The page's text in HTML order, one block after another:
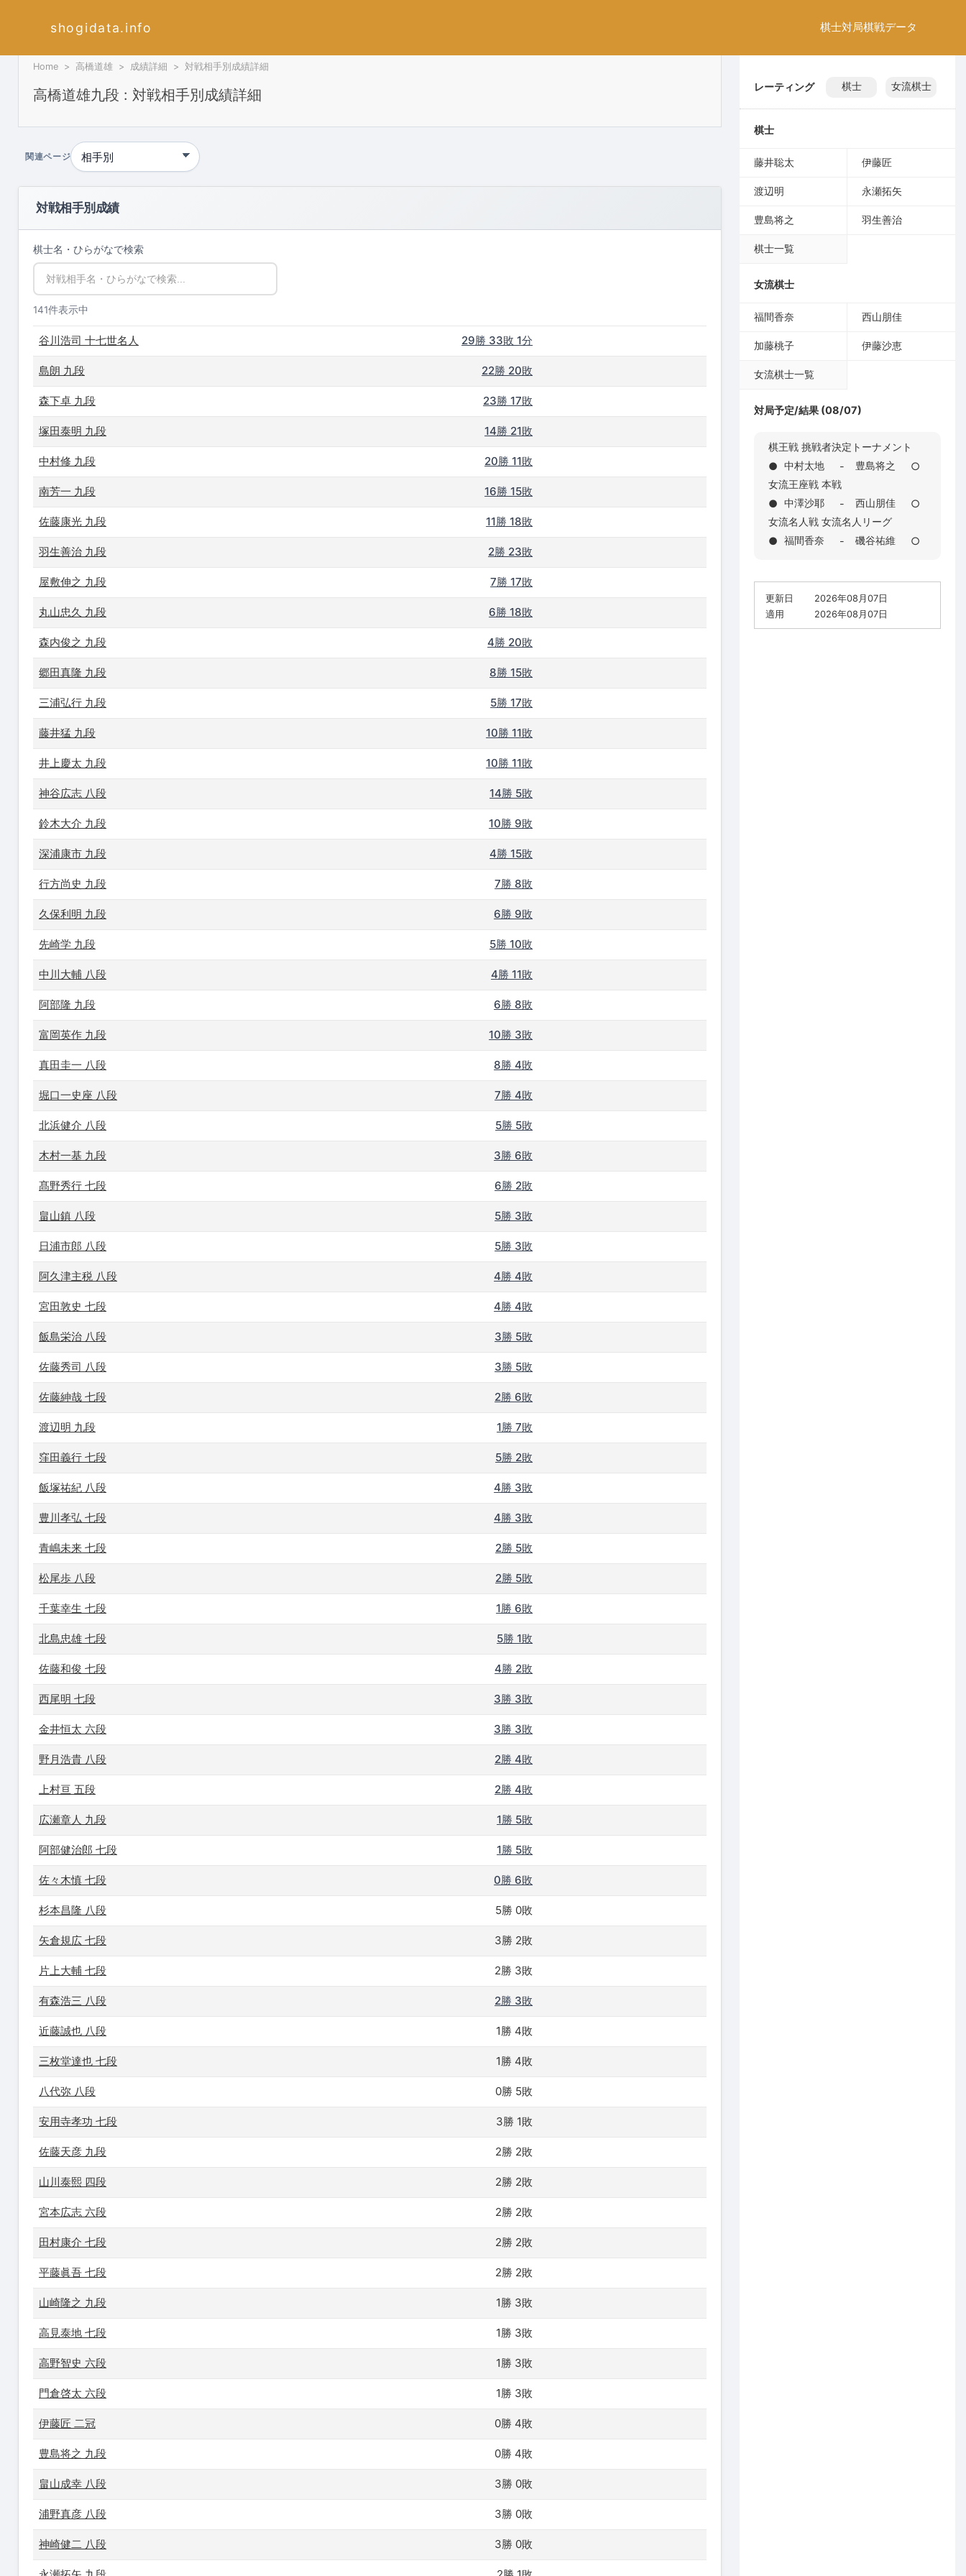
shogidata.info 棋士対局棋戦データ
Home 高橋道雄 成績詳細 対戦相手別成績詳細
高橋道雄九段 : 対戦相手別成績詳細
関連ページ
対戦相手別成績
棋士名・ひらがなで検索
141件表示中
谷川浩司 十七世名人 29勝 33敗 1分
島朗 九段 22勝 20敗
森下卓 九段 23勝 17敗
塚田泰明 九段 14勝 21敗
中村修 九段 20勝 11敗
南芳一 九段 16勝 15敗
佐藤康光 九段 11勝 18敗
羽生善治 九段 2勝 23敗
屋敷伸之 九段 7勝 17敗
丸山忠久 九段 6勝 18敗
森内俊之 九段 4勝 20敗
郷田真隆 九段 8勝 15敗
三浦弘行 九段 5勝 17敗
藤井猛 九段 10勝 11敗
井上慶太 九段 10勝 11敗
神谷広志 八段 14勝 5敗
鈴木大介 九段 10勝 9敗
深浦康市 九段 4勝 15敗
行方尚史 九段 7勝 8敗
久保利明 九段 6勝 9敗
先崎学 九段 5勝 10敗
中川大輔 八段 4勝 11敗
阿部隆 九段 6勝 8敗
富岡英作 九段 10勝 3敗
真田圭一 八段 8勝 4敗
堀口一史座 八段 7勝 4敗
北浜健介 八段 5勝 5敗
木村一基 九段 3勝 6敗
髙野秀行 七段 6勝 2敗
畠山鎮 八段 5勝 3敗
日浦市郎 八段 5勝 3敗
阿久津主税 八段 4勝 4敗
宮田敦史 七段 4勝 4敗
飯島栄治 八段 3勝 5敗
佐藤秀司 八段 3勝 5敗
佐藤紳哉 七段 2勝 6敗
渡辺明 九段 1勝 7敗
窪田義行 七段 5勝 2敗
飯塚祐紀 八段 4勝 3敗
豊川孝弘 七段 4勝 3敗
青嶋未来 七段 2勝 5敗
松尾歩 八段 2勝 5敗
千葉幸生 七段 1勝 6敗
北島忠雄 七段 5勝 1敗
佐藤和俊 七段 4勝 2敗
西尾明 七段 3勝 3敗
金井恒太 六段 3勝 3敗
野月浩貴 八段 2勝 4敗
上村亘 五段 2勝 4敗
広瀬章人 九段 1勝 5敗
阿部健治郎 七段 1勝 5敗
佐々木慎 七段 0勝 6敗
杉本昌隆 八段 5勝 0敗
矢倉規広 七段 3勝 2敗
片上大輔 七段 2勝 3敗
有森浩三 八段 2勝 3敗
近藤誠也 八段 1勝 4敗
三枚堂達也 七段 1勝 4敗
八代弥 八段 0勝 5敗
安用寺孝功 七段 3勝 1敗
佐藤天彦 九段 2勝 2敗
山川泰熙 四段 2勝 2敗
宮本広志 六段 2勝 2敗
田村康介 七段 2勝 2敗
平藤眞吾 七段 2勝 2敗
山崎隆之 九段 1勝 3敗
高見泰地 七段 1勝 3敗
高野智史 六段 1勝 3敗
門倉啓太 六段 1勝 3敗
伊藤匠 二冠 0勝 4敗
豊島将之 九段 0勝 4敗
畠山成幸 八段 3勝 0敗
浦野真彦 八段 3勝 0敗
神崎健二 八段 3勝 0敗
レーティング 棋士 女流棋士
棋士
藤井聡太 伊藤匠
渡辺明 永瀬拓矢
豊島将之 羽生善治
棋士一覧
女流棋士
福間香奈 西山朋佳
加藤桃子 伊藤沙恵
女流棋士一覧
対局予定/結果 (08/07)
棋王戦 挑戦者決定トーナメント
● 中村太地 - 豊島将之
○
女流王座戦 本戦
● 中澤沙耶 - 西山朋佳
○
女流名人戦 女流名人リーグ
● 福間香奈 - 磯谷祐維 ○
更新日
2026年08月07日
適用
2026年08月07日